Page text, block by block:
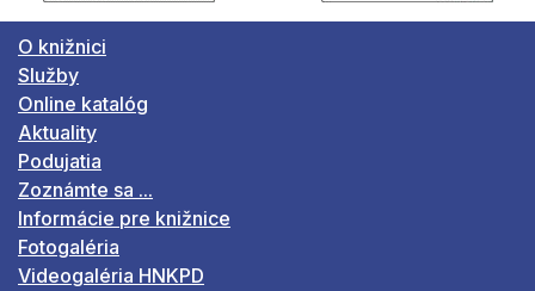
O knižnici
Služby
Online katalóg
Aktuality
Podujatia
Zoznámte sa ...
Informácie pre knižnice
Fotogaléria
Videogaléria HNKPD